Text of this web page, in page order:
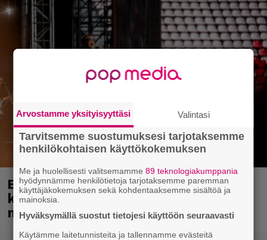
Eppu Normaali soitti viimeisen
konserttinsa koskaan – Yle Areenassa
nyt dokumentti bändistä
Arvostamme yksityisyyttäsi Valintasi
Tarvitsemme suostumuksesi tarjotaksemme
henkilökohtaisen käyttökokemuksen
Me ja huolellisesti valitsemamme89 teknologiakumppania
hyödynnämme henkilötietoja tarjotaksemme paremman
käyttäjäkokemuksen sekä kohdentaaksemme sisältöä ja
mainoksia.
Hyväksymällä suostut tietojesi käyttöön seuraavasti
Käytämme laitetunnisteita ja tallennamme evästeitä